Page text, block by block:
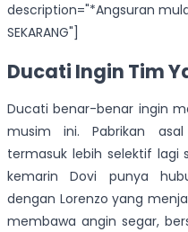
description="*Angsuran
SEKARANG"]
Ducati Ingin Tim
Ducati benar-benar ingin
musim ini. Pabrikan
termasuk lebih selektif lagi
kemarin Dovi punya
dengan Lorenzo yang
membawa angin segar,